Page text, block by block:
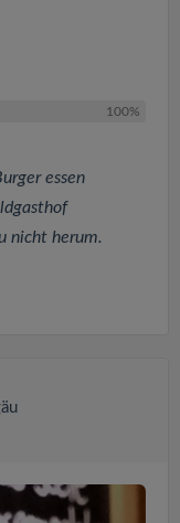
100%
essen
nicht herum.